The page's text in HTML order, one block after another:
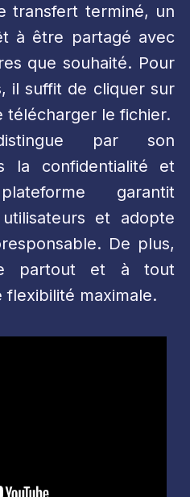
transfert terminé, un
à être partagé avec
que souhaité. Pour
il suffit de cliquer sur
télécharger le fichier.
par son
la confidentialité et
garantit
et adopte
De plus,
partout et à tout
maximale.